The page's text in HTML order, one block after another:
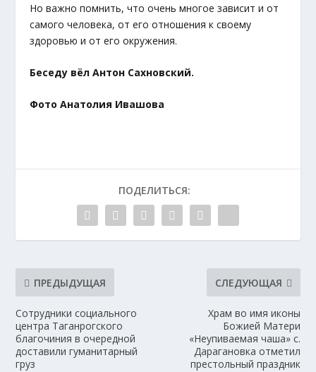
Но важно помнить, что очень многое зависит и от
самого человека, от его отношения к своему
здоровью и от его окружения.
Беседу вёл Антон Сахновский.
Фото Анатолия Ивашова
ПОДЕЛИТЬСЯ:
ПРЕДЫДУЩАЯ
Сотрудники социального
центра Таганрогского
благочиния в очередной
доставили гуманитарный
груз
СЛЕДУЮЩАЯ
Храм во имя иконы
Божией Матери
«Неупиваемая чаша» с.
Дарагановка отметил
престольный праздник